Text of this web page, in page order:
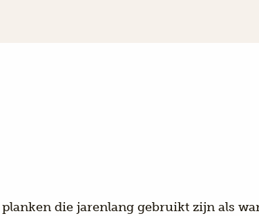
die jarenlang gebruikt zijn als